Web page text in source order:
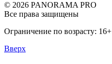
© 2026 PANORAMA PRO
Все права защищены
Ограничение по возрасту: 16+
Вверх